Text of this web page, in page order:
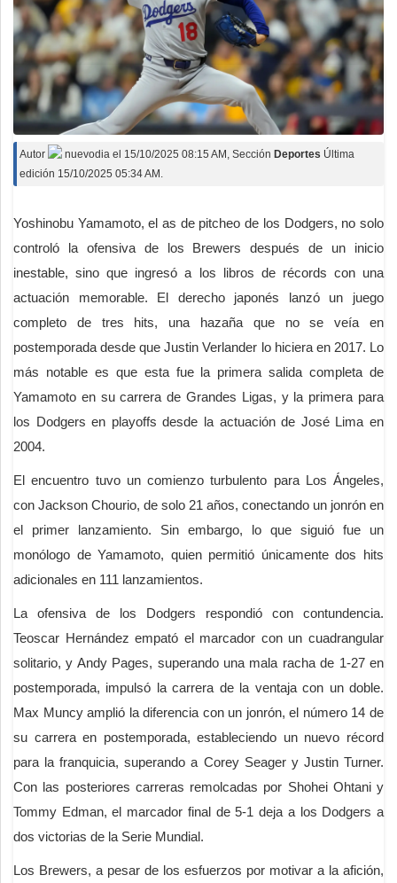
Autor nuevodia el 15/10/2025 08:15 AM , Sección Deportes Última
edición 15/10/2025 05:34 AM.
Yoshinobu Yamamoto, el as de pitcheo de los Dodgers, no solo
controló la ofensiva de los Brewers después de un inicio
inestable, sino que ingresó a los libros de récords con una
actuación memorable. El derecho japonés lanzó un juego
completo de tres hits, una hazaña que no se veía en
postemporada desde que Justin Verlander lo hiciera en 2017. Lo
más notable es que esta fue la primera salida completa de
Yamamoto en su carrera de Grandes Ligas, y la primera para
los Dodgers en playoffs desde la actuación de José Lima en
2004.
El encuentro tuvo un comienzo turbulento para Los Ángeles,
con Jackson Chourio, de solo 21 años, conectando un jonrón en
el primer lanzamiento. Sin embargo, lo que siguió fue un
monólogo de Yamamoto, quien permitió únicamente dos hits
adicionales en 111 lanzamientos.
La ofensiva de los Dodgers respondió con contundencia.
Teoscar Hernández empató el marcador con un cuadrangular
solitario, y Andy Pages, superando una mala racha de 1-27 en
postemporada, impulsó la carrera de la ventaja con un doble.
Max Muncy amplió la diferencia con un jonrón, el número 14 de
su carrera en postemporada, estableciendo un nuevo récord
para la franquicia, superando a Corey Seager y Justin Turner.
Con las posteriores carreras remolcadas por Shohei Ohtani y
Tommy Edman, el marcador final de 5-1 deja a los Dodgers a
dos victorias de la Serie Mundial.
Los Brewers, a pesar de los esfuerzos por motivar a la afición,